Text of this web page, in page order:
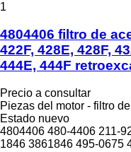
1
4804406 filtro de
422F, 428E, 428F,
444E, 444F
Precio a consultar
Piezas del motor - filtro
Estado nuevo
4804406 480-4406 211-
1846 3861846 495-0675